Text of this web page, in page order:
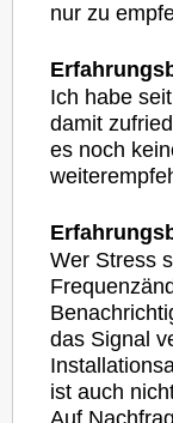
nur zu
Ich habe
damit
es noch
Wer Stress
das Signal
ist auch
Auf